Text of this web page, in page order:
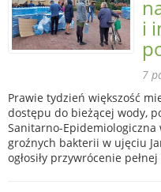
i
7
Prawie tydzień większość
dostępu do bieżącej wody,
Sanitarno-Epidemiologiczna
groźnych bakterii w ujęciu
ogłosiły przywrócenie